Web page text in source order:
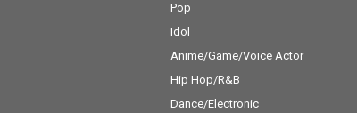
Pop
Idol
Anime/Game/Voice Actor
Hip Hop/R&B
Dance/Electronic